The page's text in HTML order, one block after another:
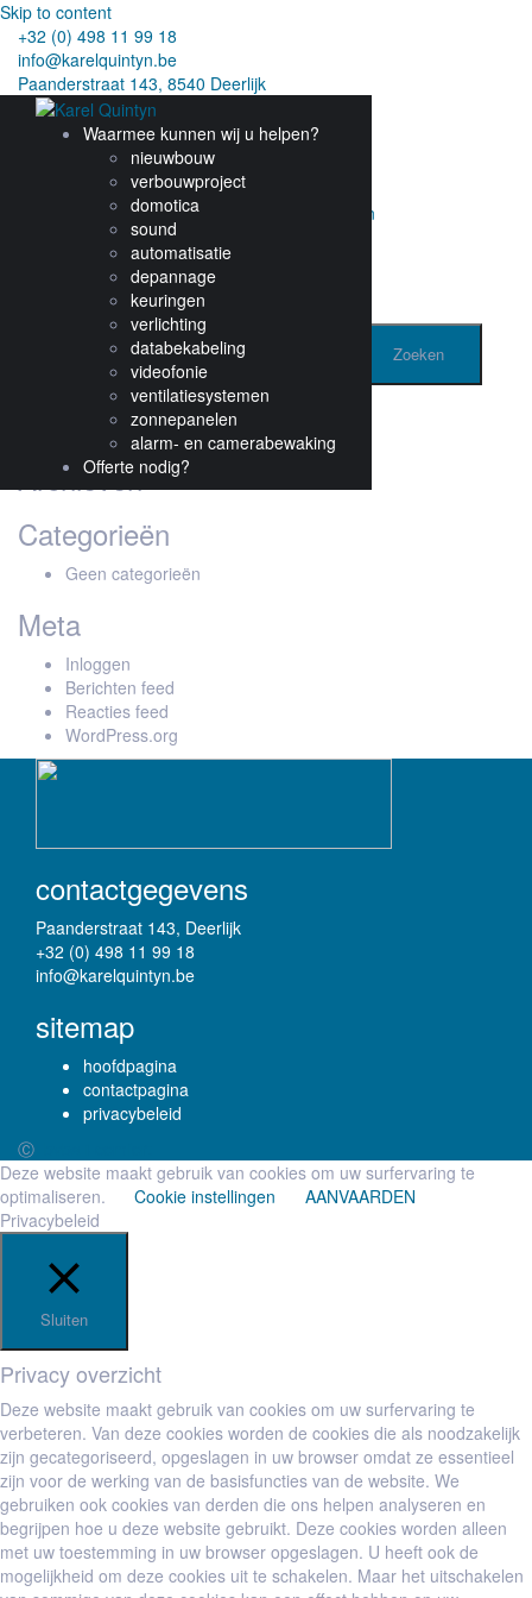
Skip to content
+32 (0) 498 11 99 18
info@karelquintyn.be
Paanderstraat 143, 8540 Deerlijk
Waarmee kunnen wij u helpen?
nieuwbouw
verbouwproject
domotica
sound
automatisatie
depannage
keuringen
verlichting
databekabeling
videofonie
ventilatiesystemen
zonnepanelen
alarm- en camerabewaking
Offerte nodig?
Aiphone
maart 5, 2017 admin
Bericht navigatie
Zoeken naar:
Recente reacties
Archieven
Categorieën
Geen categorieën
Meta
Inloggen
Berichten feed
Reacties feed
WordPress.org
contactgegevens
Paanderstraat 143, Deerlijk
+32 (0) 498 11 99 18
info@karelquintyn.be
sitemap
hoofdpagina
contactpagina
privacybeleid
Ⓒ
Deze website maakt gebruik van cookies om uw surfervaring te
optimaliseren.
Cookie instellingen
AANVAARDEN
Privacybeleid
Sluiten
Privacy overzicht
Deze website maakt gebruik van cookies om uw surfervaring te
verbeteren. Van deze cookies worden de cookies die als noodzakelijk
zijn gecategoriseerd, opgeslagen in uw browser omdat ze essentieel
zijn voor de werking van de basisfuncties van de website. We
gebruiken ook cookies van derden die ons helpen analyseren en
begrijpen hoe u deze website gebruikt. Deze cookies worden alleen
met uw toestemming in uw browser opgeslagen. U heeft ook de
mogelijkheid om deze cookies uit te schakelen. Maar het uitschakelen